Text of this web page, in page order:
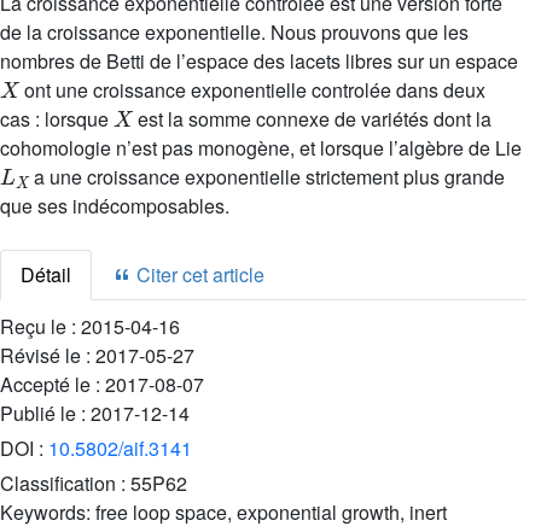
de la croissance exponentielle. Nous prouvons que les
nombres de Betti de l’espace des lacets libres sur un espace
X
ont une croissance exponentielle controlée dans deux
cas : lorsque
X
est la somme connexe de variétés dont la
cohomologie n’est pas monogène, et lorsque l’algèbre de Lie
LX
a une croissance exponentielle strictement plus grande
que ses indécomposables.
Détail
Citer cet article
Reçu le : 2015-04-16
Révisé le : 2017-05-27
Accepté le : 2017-08-07
Publié le : 2017-12-14
DOI : 10.5802/aif.3141
Classification : 55P62
Keywords: free loop space, exponential growth, inert